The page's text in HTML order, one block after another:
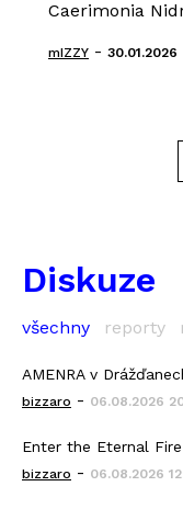
Caerimonia
mIZZY - 30.01.2026
Diskuze
všechny reporty
AMENRA v
bizzaro - 06.08.2026
Enter the Eternal
bizzaro - 06.08.2026